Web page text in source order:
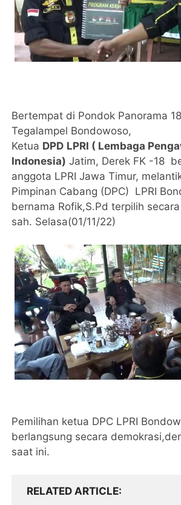
Bertempat di Pondok Panorama
Tegalampel Bondowoso,
Ketua DPD LPRI ( Lembaga
Indonesia) Jatim, Derek FK -18
anggota LPRI Jawa Timur,
Pimpinan Cabang (DPC) LPRI
bernama Rofik,S.Pd terpilih
sah. Selasa(01/11/22)
Pemilihan ketua DPC LPRI
berlangsung secara
saat ini.
RELATED ARTICLE